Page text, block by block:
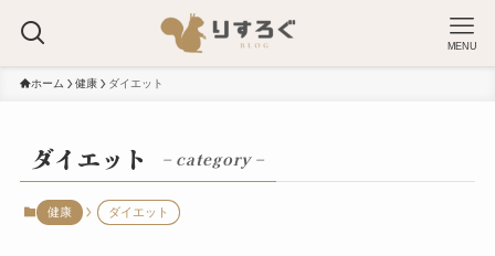
MENU
ホーム 健康 ダイエット
ダイエット – category –
健康 ダイエット